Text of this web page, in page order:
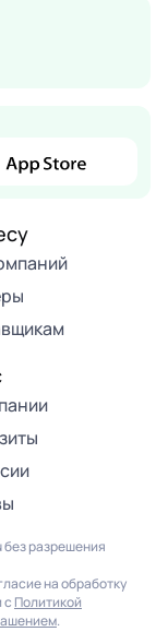
разрешения
на обработку
с Политикой
.